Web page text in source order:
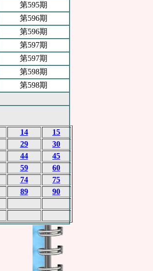
第595期
第596期
第596期
第597期
第597期
第598期
第598期
14
15
29
30
44
45
59
60
74
75
89
90